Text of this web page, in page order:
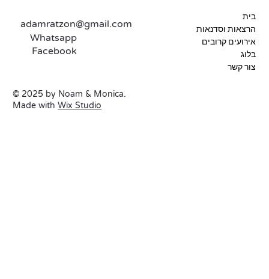
adamratzon@gmail.com
Whatsapp
Facebook
© 2025 by Noam & Monica.
Made withWix Studio
בית
הרצאות וסדנאות
אירועים קרובים
בלוג
צור קשר